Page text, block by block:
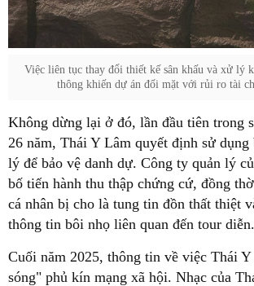
Việc liên tục thay đổi thiết kế sân khấu và xử lý
thông khiến dự án đối mặt với rủi ro tài
Không dừng lại ở đó, lần đầu tiên trong
26 năm, Thái Y Lâm quyết định sử dụng
lý để bảo vệ danh dự. Công ty quản lý
bố tiến hành thu thập chứng cứ, đồng
cá nhân bị cho là tung tin đồn thất thiệt
thông tin bôi nhọ liên quan đến tour diễn.
Cuối năm 2025, thông tin về việc Thái
sóng" phủ kín mạng xã hội. Nhạc của